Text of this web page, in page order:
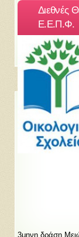
Διεθνές
Ε.Ε.Π.Φ.
3μηνη δράση